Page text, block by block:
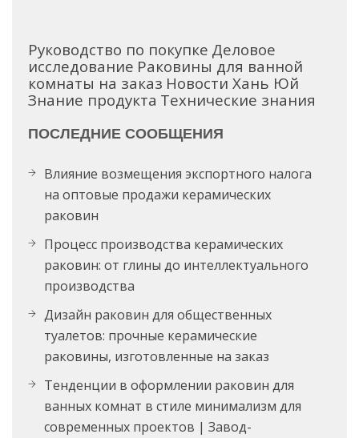
Руководство по покупке Деловое
исследование Раковины для ванной
комнаты на заказ Новости Хань Юй
Знание продукта Технические знания
ПОСЛЕДНИЕ СООБЩЕНИЯ
Влияние возмещения экспортного налога
на оптовые продажи керамических
раковин
Процесс производства керамических
раковин: от глины до интеллектуального
производства
Дизайн раковин для общественных
туалетов: прочные керамические
раковины, изготовленные на заказ
Тенденции в оформлении раковин для
ванных комнат в стиле минимализм для
современных проектов | Завод-